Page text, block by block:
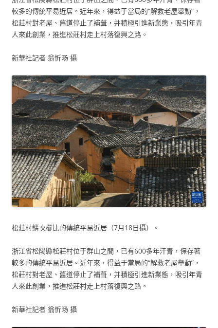
較多的傳統平易近居。近年來，得益于當局的“解救老屋舉動”，
松莊村對老屋、舊道停止了補葺，并積極引進新業態，吸引年青
人來此創業，推進松莊村走上村落復興之路。
新華社記者 翁忻旸 攝
松莊村鱗次櫛比的傳統平易近居（7月18日攝）。
浙江省松陽縣松莊村位于群山之間，已有600多年汗青，保存著
較多的傳統平易近居。近年來，得益于當局的“解救老屋舉動”，
松莊村對老屋、舊道停止了補葺，并積極引進新業態，吸引年青
人來此創業，推進松莊村走上村落復興之路。
新華社記者 翁忻旸 攝